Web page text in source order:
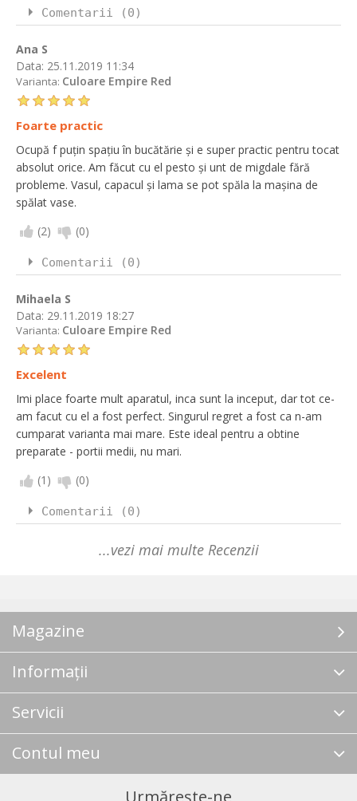
Comentarii (0)
Ana S
Data: 25.11.2019 11:34
Varianta: Culoare Empire Red
Foarte practic
Ocupă f puțin spațiu în bucătărie și e super practic pentru tocat
absolut orice. Am făcut cu el pesto și unt de migdale fără
probleme. Vasul, capacul și lama se pot spăla la mașina de
spălat vase.
(2) (0)
Comentarii (0)
Mihaela S
Data: 29.11.2019 18:27
Varianta: Culoare Empire Red
Excelent
Imi place foarte mult aparatul, inca sunt la inceput, dar tot ce-
am facut cu el a fost perfect. Singurul regret a fost ca n-am
cumparat varianta mai mare. Este ideal pentru a obtine
preparate - portii medii, nu mari.
(1 ) (0)
Comentarii (0)
...vezi mai multe Recenzii
Magazine
Informații
Servicii
Contul meu